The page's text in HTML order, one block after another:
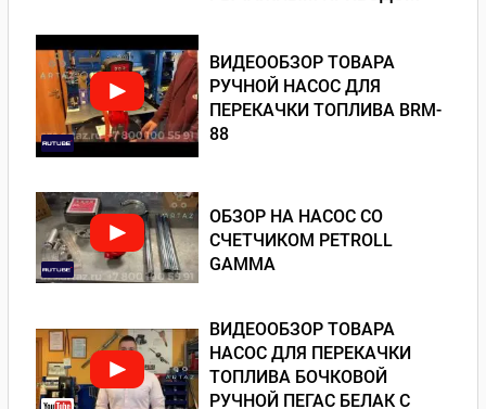
ВИДЕООБЗОР ТОВАРА
РУЧНОЙ НАСОС ДЛЯ
ПЕРЕКАЧКИ ТОПЛИВА BRM-
88
ОБЗОР НА НАСОС СО
СЧЕТЧИКОМ PETROLL
GAMMA
ВИДЕООБЗОР ТОВАРА
НАСОС ДЛЯ ПЕРЕКАЧКИ
ТОПЛИВА БОЧКОВОЙ
РУЧНОЙ ПЕГАС БЕЛАК С